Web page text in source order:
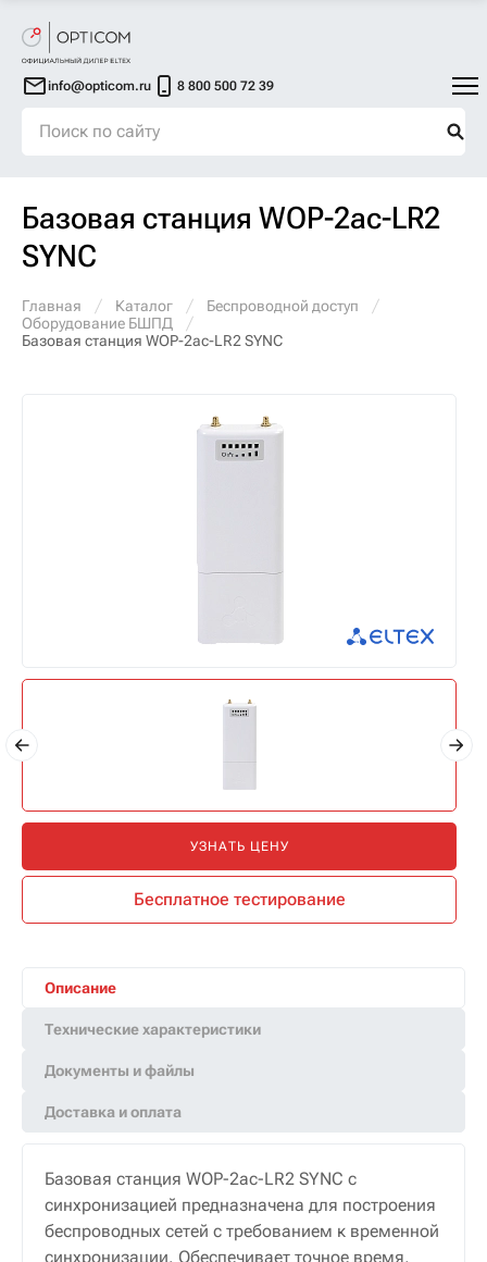
info@opticom.ru 8 800 500 72 39
Базовая станция WOP-2ac-LR2
SYNC
Главная Каталог
Беспроводной доступ
Оборудование БШПД
Базовая станция WOP-2ac-LR2 SYNC
УЗНАТЬ ЦЕНУ
Бесплатное тестирование
Описание
Технические характеристики
Документы и файлы
Доставка и оплата
Базовая станция WOP-2ac-LR2 SYNC с
синхронизацией предназначена для построения
беспроводных сетей с требованием к временной
синхронизации. Обеспечивает точное время,